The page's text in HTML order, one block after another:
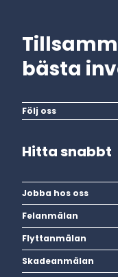
bästa
Följ oss
Hitta snabbt
Jobba hos oss
Felanmälan
Flyttanmälan
Skadeanmälan